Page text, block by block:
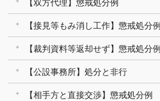
【双方代理】懲戒処分例
【接見等もみ消し工作】懲戒処分例
【裁判資料等返却せず】懲戒処分例
【公設事務所】処分と非行
【相手方と直接交渉】懲戒処分例